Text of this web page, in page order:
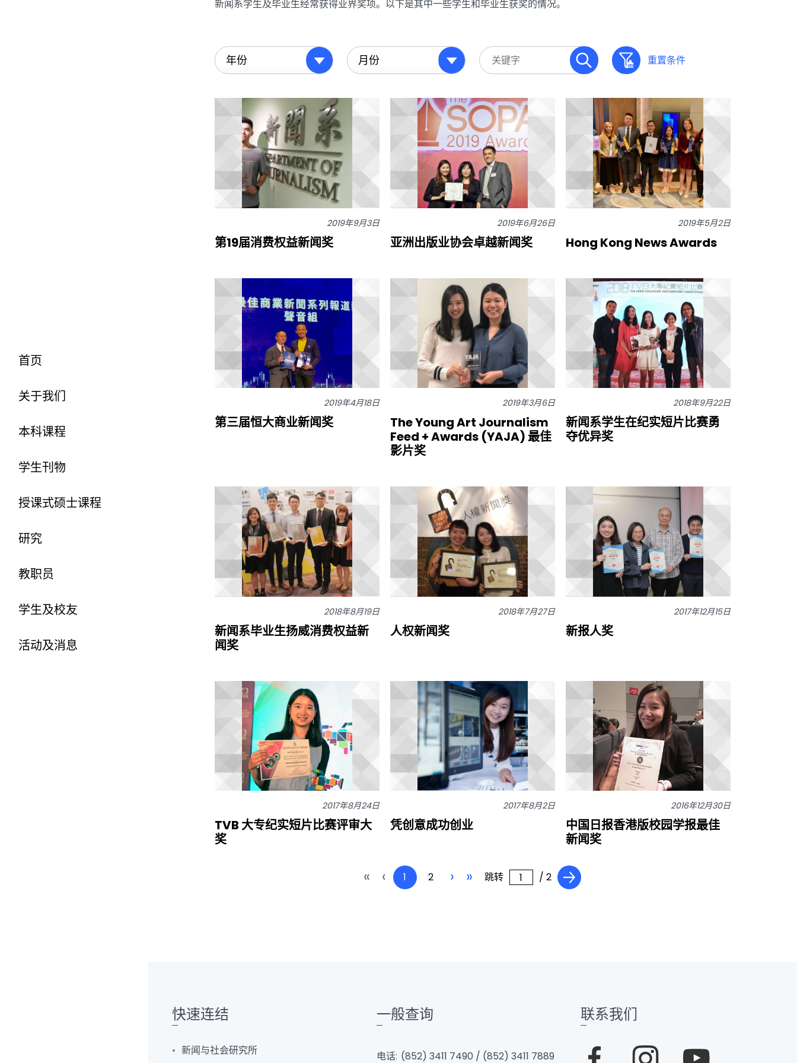
首页
关于我们
本科课程
学生刊物
授课式硕士课程
研究
教职员
学生及校友
活动及消息
新闻系学生及毕业生经常获得业界奖项。以下是其中一些学生和毕业生获奖的情况。
重置条件
2019年9月3日
第19届消费权益新闻奖
2019年6月26日
亚洲出版业协会卓越新闻奖
2019年5月2日
Hong Kong News Awards
2019年4月18日
第三届恒大商业新闻奖
2019年3月6日
The Young Art Journalism
Feed + Awards (YAJA) 最佳
影片奖
2018年9月22日
新闻系学生在纪实短片比赛勇
夺优异奖
2018年8月19日
新闻系毕业生扬威消费权益新
闻奖
2018年7月27日
人权新闻奖
2017年12月15日
新报人奖
2017年8月24日
TVB 大专纪实短片比赛评审大
奖
2017年8月2日
凭创意成功创业
2016年12月30日
中国日报香港版校园学报最佳
新闻奖
« ‹ 1 2 › » 跳转 / 2
快速连结
新闻与社会研究所
一般查询
电话: (852) 3411 7490 / (852) 3411 7889
联系我们